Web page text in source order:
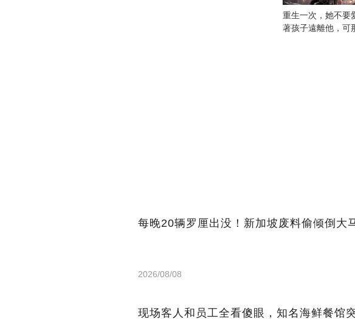
重生一次，她不要
著孩子遠離他，可
每晚20辆罗厘出没！新加坡废料偷倾倒大
2026/08/08
现场客人和员工全看傻眼，知名海鲜餐馆